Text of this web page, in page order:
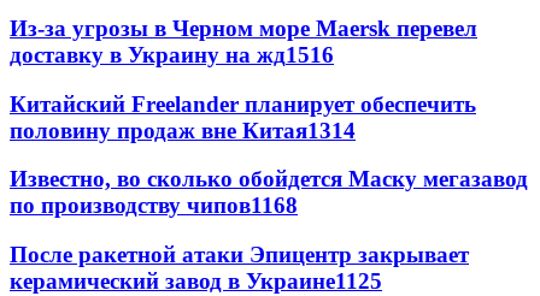
Из-за угрозы в Черном море Maersk перевел
доставку в Украину на жд1516
Китайский Freelander планирует обеспечить
половину продаж вне Китая1314
Известно, во сколько обойдется Маску мегазавод
по производству чипов1168
После ракетной атаки Эпицентр закрывает
керамический завод в Украине1125